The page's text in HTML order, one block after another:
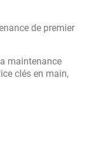
de premier
maintenance
clés en main,